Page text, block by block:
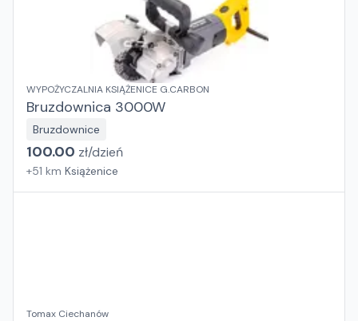
WYPOŻYCZALNIA KSIĄŻENICE G.CARBON
Bruzdownica 3000W
Bruzdownice
100.00 zł/dzień
+51 km Książenice
Tomax Ciechanów